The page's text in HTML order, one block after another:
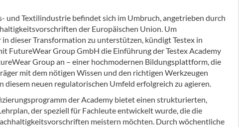
und Textilindustrie befindet sich im Umbruch, angetrieben durch
der Europäischen Union. Um
dieser Transformation zu unterstützen, kündigt Testex in
FutureWear Group GmbH die Einführung der Testex Academy
Group an – einer hochmodernen Bildungsplattform, die
mit dem nötigen Wissen und den richtigen Werkzeugen
diesem neuen regulatorischen Umfeld erfolgreich zu agieren.
der Academy bietet einen strukturierten,
der speziell für Fachleute entwickelt wurde, die die
meistern möchten. Durch wöchentliche